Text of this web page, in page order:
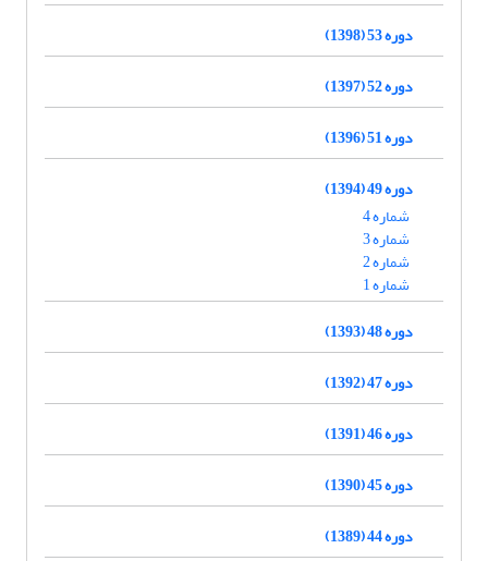
دوره 53 (1398)
دوره 52 (1397)
دوره 51 (1396)
دوره 49 (1394)
شماره 4
شماره 3
شماره 2
شماره 1
دوره 48 (1393)
دوره 47 (1392)
دوره 46 (1391)
دوره 45 (1390)
دوره 44 (1389)